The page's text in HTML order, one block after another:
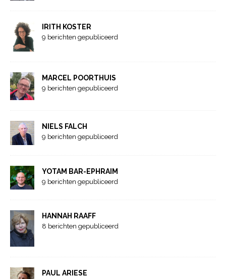
IRITH KOSTER
9 berichten gepubliceerd
MARCEL POORTHUIS
9 berichten gepubliceerd
NIELS FALCH
9 berichten gepubliceerd
YOTAM BAR-EPHRAIM
9 berichten gepubliceerd
HANNAH RAAFF
8 berichten gepubliceerd
PAUL ARIESE